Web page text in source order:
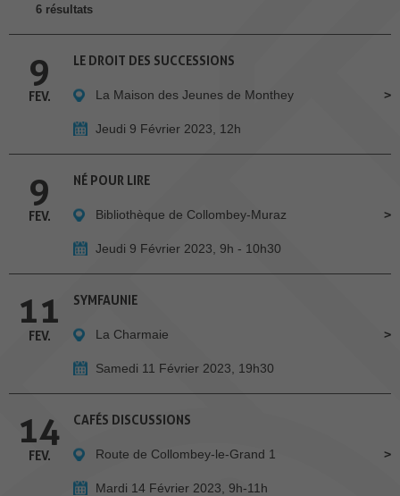
6 résultats
9
FEV.
LE DROIT DES SUCCESSIONS
La Maison des Jeunes de Monthey
Jeudi 9 Février 2023, 12h
9
FEV.
NÉ POUR LIRE
Bibliothèque de Collombey-Muraz
Jeudi 9 Février 2023, 9h - 10h30
11
FEV.
SYMFAUNIE
La Charmaie
Samedi 11 Février 2023, 19h30
14
FEV.
CAFÉS DISCUSSIONS
Route de Collombey-le-Grand 1
Mardi 14 Février 2023, 9h-11h